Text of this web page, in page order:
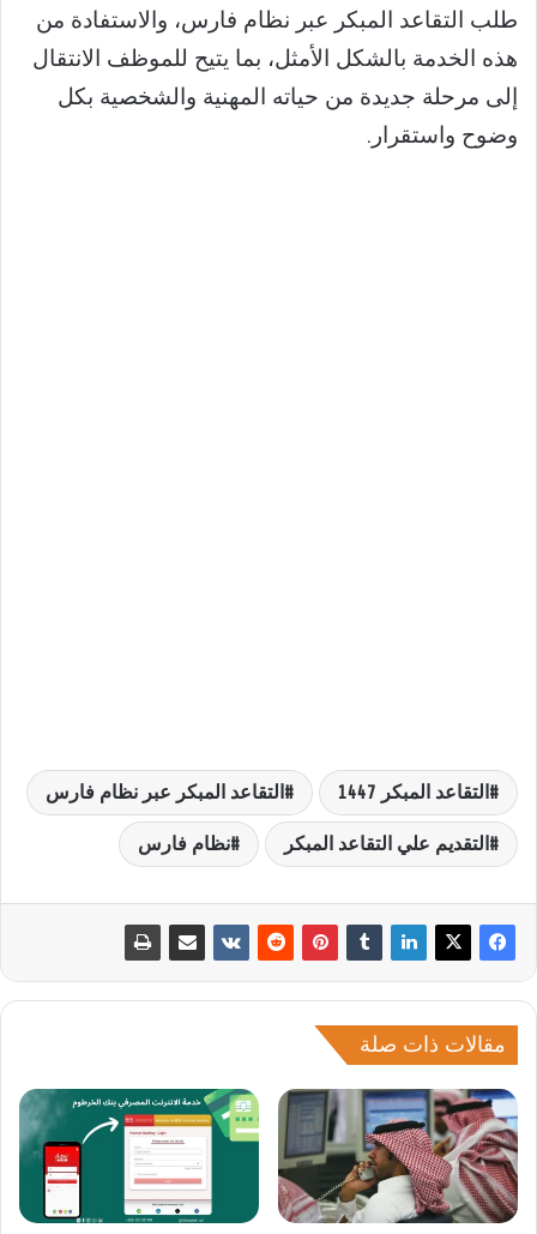
طلب التقاعد المبكر عبر نظام فارس، والاستفادة من
هذه الخدمة بالشكل الأمثل، بما يتيح للموظف الانتقال
إلى مرحلة جديدة من حياته المهنية والشخصية بكل
وضوح واستقرار.
التقاعد المبكر 1447 التقاعد المبكر عبر نظام فارس
التقديم علي التقاعد المبكر نظام فارس
مقالات ذات صلة